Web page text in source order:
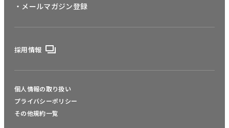
・メールマガジン登録
採用情報
個人情報の取り扱い
プライバシーポリシー
その他規約一覧